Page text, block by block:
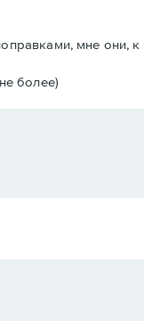
мне они,
более)